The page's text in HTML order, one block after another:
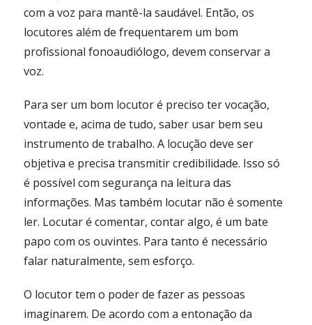
com a voz para mantê-la saudável. Então, os
locutores além de frequentarem um bom
profissional fonoaudiólogo, devem conservar a
voz.
Para ser um bom locutor é preciso ter vocação,
vontade e, acima de tudo, saber usar bem seu
instrumento de trabalho. A locução deve ser
objetiva e precisa transmitir credibilidade. Isso só
é possível com segurança na leitura das
informações. Mas também locutar não é somente
ler. Locutar é comentar, contar algo, é um bate
papo com os ouvintes. Para tanto é necessário
falar naturalmente, sem esforço.
O locutor tem o poder de fazer as pessoas
imaginarem. De acordo com a entonação da